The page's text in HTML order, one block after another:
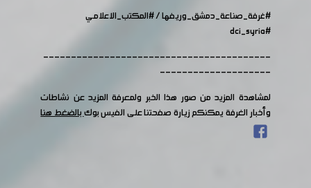
#غرفة_صناعة_دمشق_وريفها/#المكتب_الاعلامي
#dci_syria
-----------------------------------------
--------------------
لمشاهدة المزيد من صور هذا الخبر ولمعرفة المزيد عن نشاطات
وأخبار الغرفة يمكنكم زيارة صفحتنا على الفيس بوكبالضغط هنا